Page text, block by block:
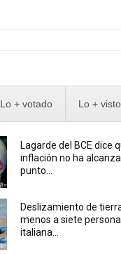
Lo + votado Lo + visto
Lagarde del BCE dice
inflación no ha
punto...
Deslizamiento de
menos a siete
italiana...